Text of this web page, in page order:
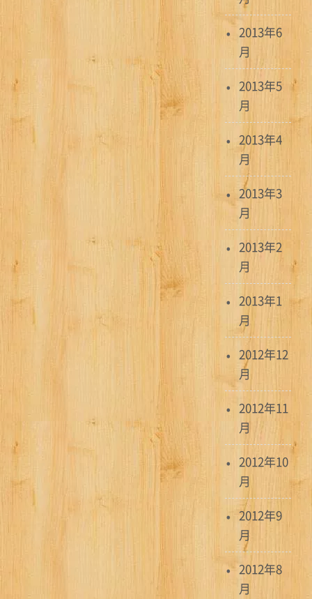
2013年6
月
2013年5
月
2013年4
月
2013年3
月
2013年2
月
2013年1
月
2012年12
月
2012年11
月
2012年10
月
2012年9
月
2012年8
月